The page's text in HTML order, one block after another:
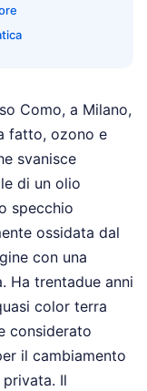
Como, a Milano,
fatto, ozono e
svanisce
di un olio
specchio
ossidata dal
con una
Ha trentadue anni
color terra
considerato
il cambiamento
Il